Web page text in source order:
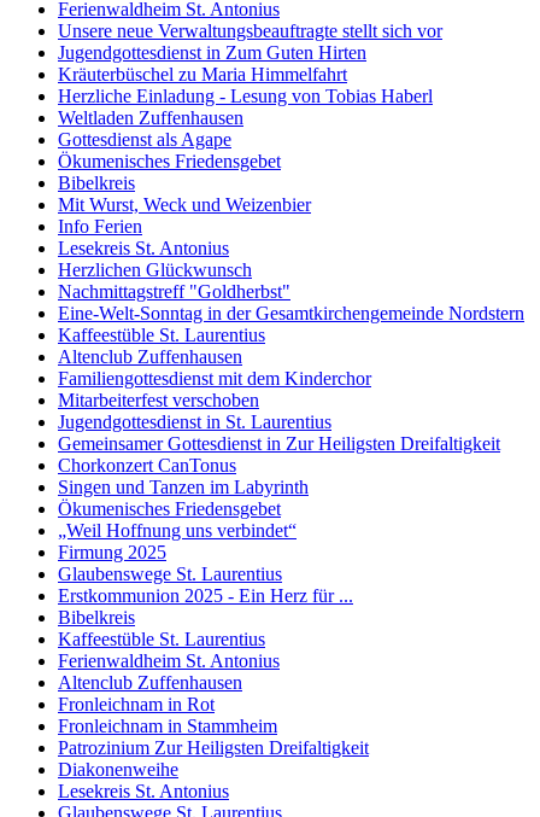
Ferienwaldheim St. Antonius
Unsere neue Verwaltungsbeauftragte stellt sich vor
Jugendgottesdienst in Zum Guten Hirten
Kräuterbüschel zu Maria Himmelfahrt
Herzliche Einladung - Lesung von Tobias Haberl
Weltladen Zuffenhausen
Gottesdienst als Agape
Ökumenisches Friedensgebet
Bibelkreis
Mit Wurst, Weck und Weizenbier
Info Ferien
Lesekreis St. Antonius
Herzlichen Glückwunsch
Nachmittagstreff "Goldherbst"
Eine-Welt-Sonntag in der Gesamtkirchengemeinde Nordstern
Kaffeestüble St. Laurentius
Altenclub Zuffenhausen
Familiengottesdienst mit dem Kinderchor
Mitarbeiterfest verschoben
Jugendgottesdienst in St. Laurentius
Gemeinsamer Gottesdienst in Zur Heiligsten Dreifaltigkeit
Chorkonzert CanTonus
Singen und Tanzen im Labyrinth
Ökumenisches Friedensgebet
„Weil Hoffnung uns verbindet“
Firmung 2025
Glaubenswege St. Laurentius
Erstkommunion 2025 - Ein Herz für ...
Bibelkreis
Kaffeestüble St. Laurentius
Ferienwaldheim St. Antonius
Altenclub Zuffenhausen
Fronleichnam in Rot
Fronleichnam in Stammheim
Patrozinium Zur Heiligsten Dreifaltigkeit
Diakonenweihe
Lesekreis St. Antonius